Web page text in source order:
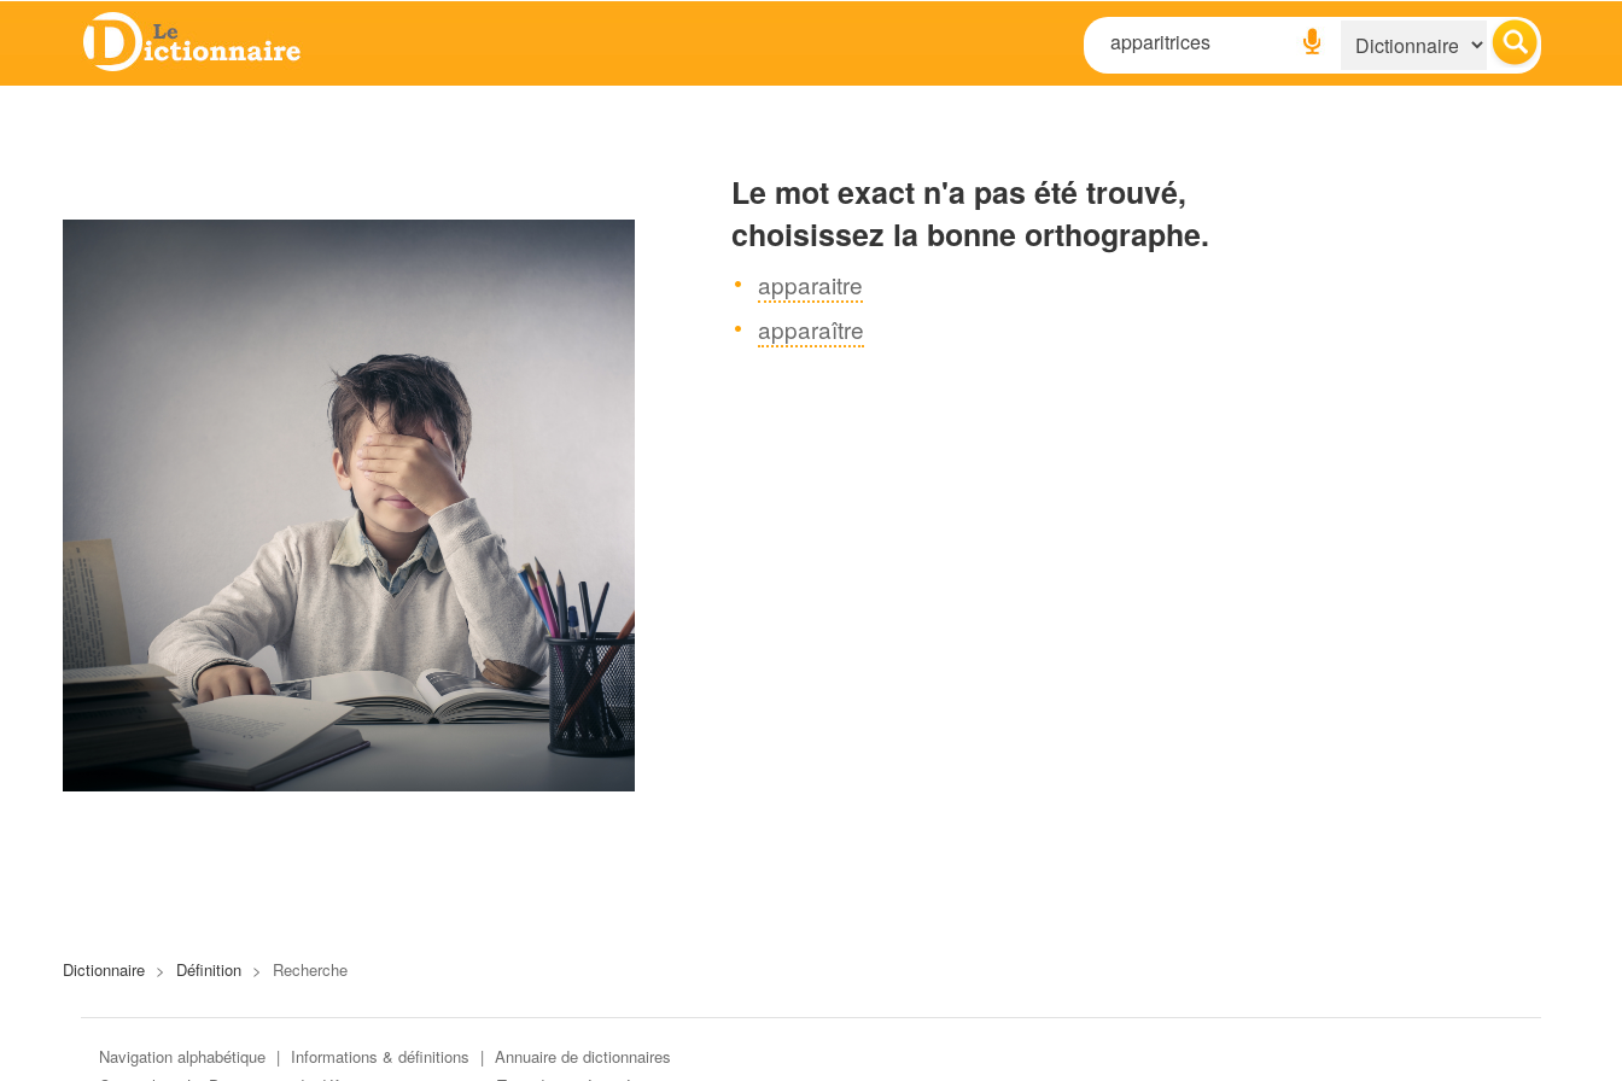
Le mot exact n'a pas été trouvé,
choisissez la bonne orthographe.
apparaitre
apparaître
Dictionnaire > Définition > Recherche
Navigation alphabétique | Informations & définitions | Annuaire de dictionnaires